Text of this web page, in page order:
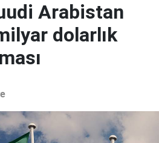
Arabistan
dolarlık